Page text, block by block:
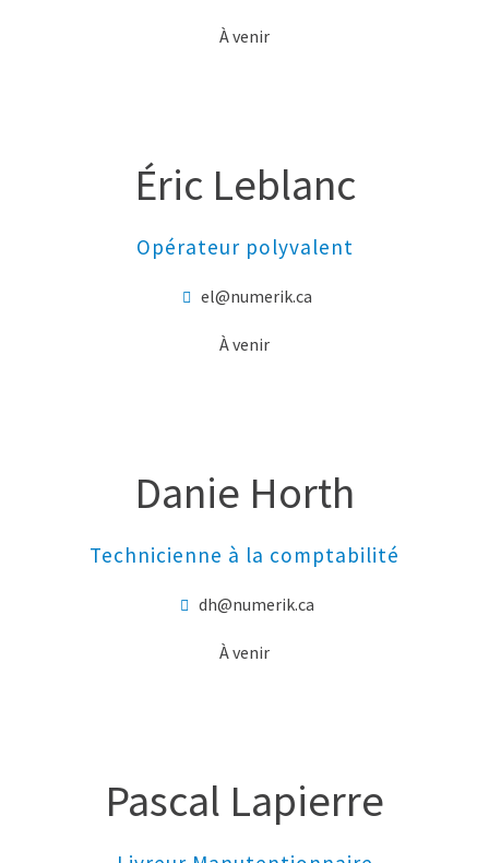
À venir
Éric Leblanc
Opérateur polyvalent
el@numerik.ca
À venir
Danie Horth
Technicienne à la comptabilité
dh@numerik.ca
À venir
Pascal Lapierre